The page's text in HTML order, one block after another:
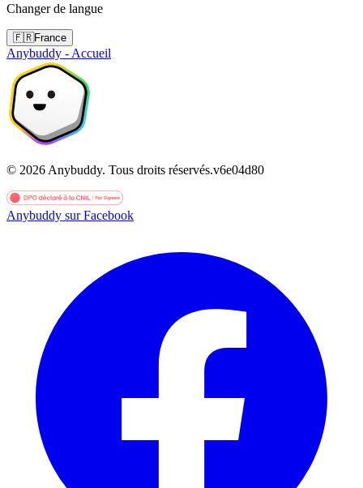
Changer de langue
🇫🇷France
Anybuddy - Accueil
© 2026 Anybuddy. Tous droits réservés.v6e04d80
Anybuddy sur Facebook